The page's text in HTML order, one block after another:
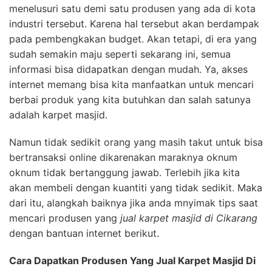
menelusuri satu demi satu produsen yang ada di kota
industri tersebut. Karena hal tersebut akan berdampak
pada pembengkakan budget. Akan tetapi, di era yang
sudah semakin maju seperti sekarang ini, semua
informasi bisa didapatkan dengan mudah. Ya, akses
internet memang bisa kita manfaatkan untuk mencari
berbai produk yang kita butuhkan dan salah satunya
adalah karpet masjid.
Namun tidak sedikit orang yang masih takut untuk bisa
bertransaksi online dikarenakan maraknya oknum
oknum tidak bertanggung jawab. Terlebih jika kita
akan membeli dengan kuantiti yang tidak sedikit. Maka
dari itu, alangkah baiknya jika anda mnyimak tips saat
mencari produsen yang jual karpet masjid di Cikarang
dengan bantuan internet berikut.
Cara Dapatkan Produsen Yang Jual Karpet Masjid Di